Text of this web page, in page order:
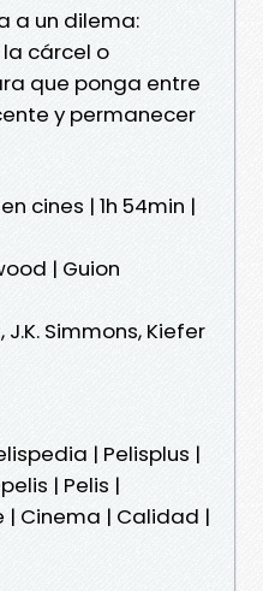
a un dilema:
cárcel o
que ponga entre
y permanecer
cines | 1h 54min |
| Guion
Simmons, Kiefer
| Pelisplus |
| Pelis |
| Cinema | Calidad |